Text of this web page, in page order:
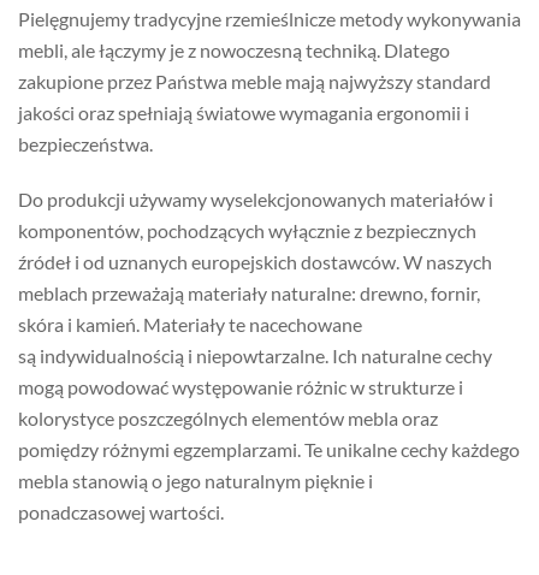
Pielęgnujemy tradycyjne rzemieślnicze metody wykonywania
mebli, ale łączymy je z nowoczesną techniką. Dlatego
zakupione przez Państwa meble mają najwyższy standard
jakości oraz spełniają światowe wymagania ergonomii i
bezpieczeństwa.
Do produkcji używamy wyselekcjonowanych materiałów i
komponentów, pochodzących wyłącznie z bezpiecznych
źródeł i od uznanych europejskich dostawców. W naszych
meblach przeważają materiały naturalne: drewno, fornir,
skóra i kamień. Materiały te nacechowane
są indywidualnością i niepowtarzalne. Ich naturalne cechy
mogą powodować występowanie różnic w strukturze i
kolorystyce poszczególnych elementów mebla oraz
pomiędzy różnymi egzemplarzami. Te unikalne cechy każdego
mebla stanowią o jego naturalnym pięknie i
ponadczasowej wartości.